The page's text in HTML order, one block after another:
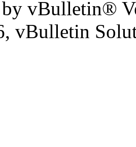
by vBulletin®
vBulletin